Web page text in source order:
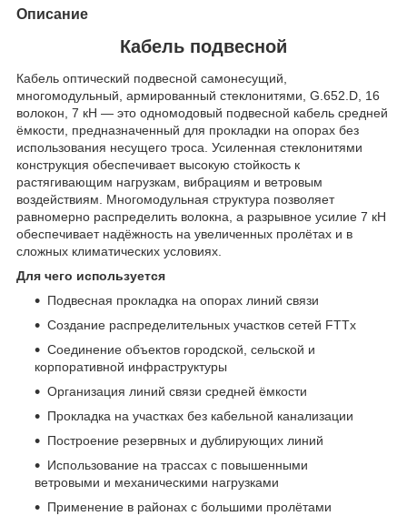
Описание
Кабель подвесной
Кабель оптический подвесной самонесущий,
многомодульный, армированный стеклонитями, G.652.D, 16
волокон, 7 кН — это одномодовый подвесной кабель средней
ёмкости, предназначенный для прокладки на опорах без
использования несущего троса. Усиленная стеклонитями
конструкция обеспечивает высокую стойкость к
растягивающим нагрузкам, вибрациям и ветровым
воздействиям. Многомодульная структура позволяет
равномерно распределить волокна, а разрывное усилие 7 кН
обеспечивает надёжность на увеличенных пролётах и в
сложных климатических условиях.
Для чего используется
Подвесная прокладка на опорах линий связи
Создание распределительных участков сетей FTTx
Соединение объектов городской, сельской и
корпоративной инфраструктуры
Организация линий связи средней ёмкости
Прокладка на участках без кабельной канализации
Построение резервных и дублирующих линий
Использование на трассах с повышенными
ветровыми и механическими нагрузками
Применение в районах с большими пролётами